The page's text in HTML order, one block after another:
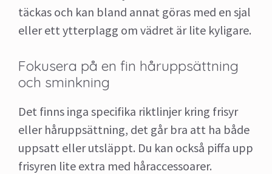
täckas och kan bland annat göras med en sjal
eller ett ytterplagg om vädret är lite kyligare.
Fokusera på en fin håruppsättning
och sminkning
Det finns inga specifika riktlinjer kring frisyr
eller håruppsättning, det går bra att ha både
uppsatt eller utsläppt. Du kan också piffa upp
frisyren lite extra med håraccessoarer.